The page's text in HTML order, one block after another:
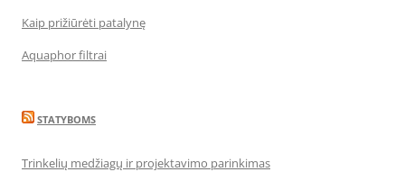
Kaip prižiūrėti patalynę
Aquaphor filtrai
STATYBOMS
Trinkelių medžiagų ir projektavimo parinkimas